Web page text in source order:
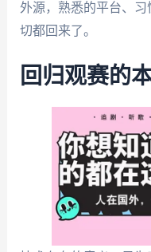
外源，熟悉的平台、
切都回来了。
回归观赛的